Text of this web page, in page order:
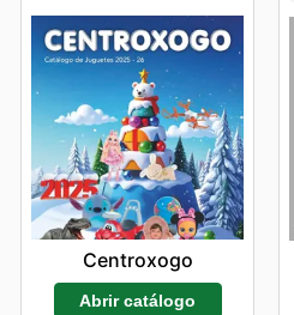
Centroxogo
Abrir catálogo